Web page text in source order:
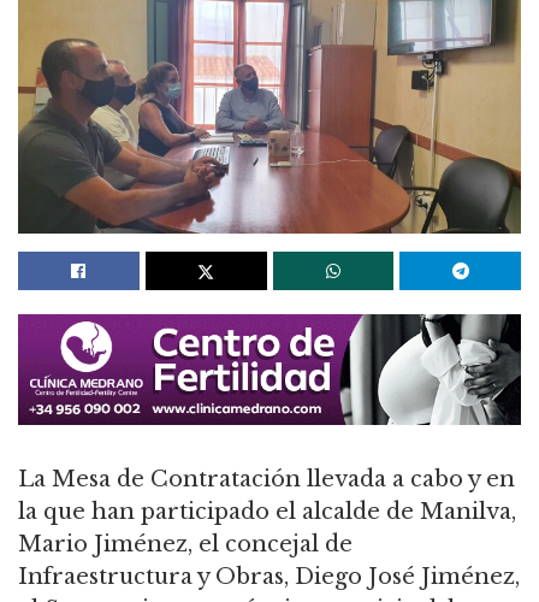
La Mesa de Contratación llevada a cabo y en
la que han participado el alcalde de Manilva,
Mario Jiménez, el concejal de
Infraestructura y Obras, Diego José Jiménez,